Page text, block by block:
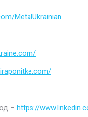
MetalUkrainian
– https://